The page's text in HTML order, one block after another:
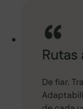
De fiar.